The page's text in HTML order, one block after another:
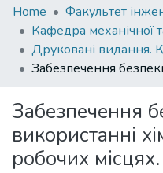
Communities
&
Collections
Statistics
Home
Забезпечення
використанні
робочих місцях.